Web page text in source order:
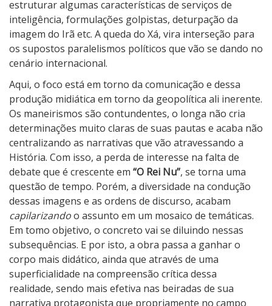
estruturar algumas características de serviços de
inteligência, formulações golpistas, deturpação da
imagem do Irã etc. A queda do Xá, vira interseção para
os supostos paralelismos políticos que vão se dando no
cenário internacional.
Aqui, o foco está em torno da comunicação e dessa
produção midiática em torno da geopolítica ali inerente.
Os maneirismos são contundentes, o longa não cria
determinações muito claras de suas pautas e acaba não
centralizando as narrativas que vão atravessando a
História. Com isso, a perda de interesse na falta de
debate que é crescente em “O Rei Nu”, se torna uma
questão de tempo. Porém, a diversidade na condução
dessas imagens e as ordens de discurso, acabam
capilarizandoo assunto em um mosaico de temáticas.
Em tomo objetivo, o concreto vai se diluindo nessas
subsequências. E por isto, a obra passa a ganhar o
corpo mais didático, ainda que através de uma
superficialidade na compreensão crítica dessa
realidade, sendo mais efetiva nas beiradas de sua
narrativa protagonista que propriamente no campo